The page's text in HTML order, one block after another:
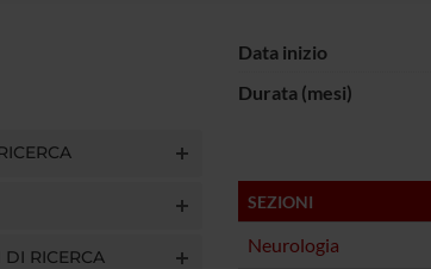
DI RICERCA
Data inizio
Durata (mesi)
SEZIONI
Neurologia